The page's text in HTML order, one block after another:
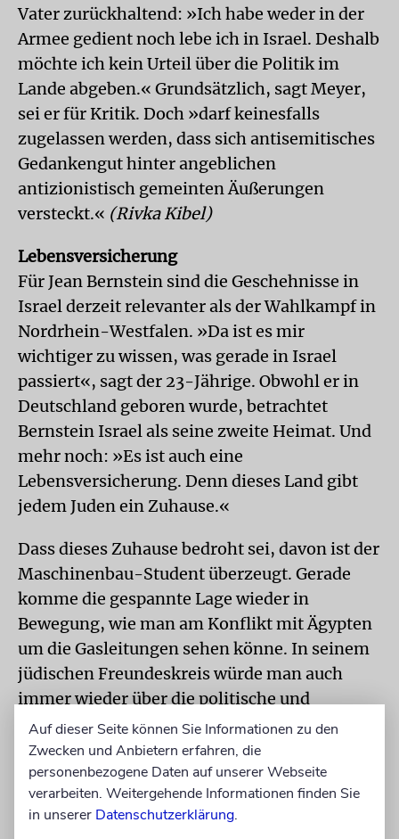
Vater zurückhaltend: »Ich habe weder in der
Armee gedient noch lebe ich in Israel. Deshalb
möchte ich kein Urteil über die Politik im
Lande abgeben.« Grundsätzlich, sagt Meyer,
sei er für Kritik. Doch »darf keinesfalls
zugelassen werden, dass sich antisemitisches
Gedankengut hinter angeblichen
antizionistisch gemeinten Äußerungen
versteckt.« (Rivka Kibel)
Lebensversicherung
Für Jean Bernstein sind die Geschehnisse in
Israel derzeit relevanter als der Wahlkampf in
Nordrhein-Westfalen. »Da ist es mir
wichtiger zu wissen, was gerade in Israel
passiert«, sagt der 23-Jährige. Obwohl er in
Deutschland geboren wurde, betrachtet
Bernstein Israel als seine zweite Heimat. Und
mehr noch: »Es ist auch eine
Lebensversicherung. Denn dieses Land gibt
jedem Juden ein Zuhause.«
Dass dieses Zuhause bedroht sei, davon ist der
Maschinenbau-Student überzeugt. Gerade
komme die gespannte Lage wieder in
Bewegung, wie man am Konflikt mit Ägypten
um die Gasleitungen sehen könne. In seinem
jüdischen Freundeskreis würde man auch
immer wieder über die politische und
gesellschaftliche Entwicklung in Israel
sprechen. »Bei meinen nichtjüdischen
Freunden ist das aber kaum ein Thema«, sagt
Bernstein. Dabei sei es, glaubt der
Jugendleiter der Jüdischen Gemeinde
Auf dieser Seite können Sie Informationen zu den
Zwecken und Anbietern erfahren, die
personenbezogene Daten auf unserer Webseite
verarbeiten. Weitergehende Informationen finden Sie
in unserer Datenschutzerklärung.